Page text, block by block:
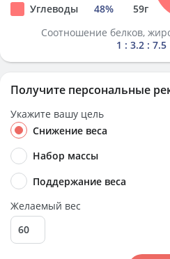
Углеводы
48% 59г
Соотношение белков,
1 : 3.2 : 7.5
Получите персональные
Укажите вашу цель
Снижение веса
Набор массы
Поддержание веса
Желаемый вес